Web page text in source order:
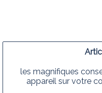
les magnifiques
appareil sur votre